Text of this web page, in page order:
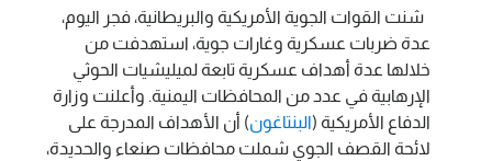
شنت القوات الجوية الأمريكية والبريطانية، فجر اليوم،
عدة ضربات عسكرية وغارات جوية، استهدفت من
خلالها عدة أهداف عسكرية تابعة لميليشيات الحوثي
الإرهابية في عدد من المحافظات اليمنية. وأعلنت وزارة
الدفاع الأمريكية (البنتاغون) أن الأهداف المدرجة على
لائحة القصف الجوي شملت محافظات صنعاء والحديدة،